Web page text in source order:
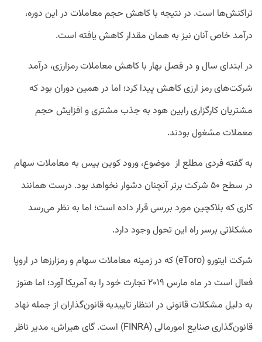
تراکنش‌ها است. در نتیجه با کاهش حجم معاملات در این دوره،
درآمد خاص آنان نیز به همان مقدار کاهش یافته است.
در ابتدای سال و در فصل بهار با کاهش معاملات رمزارزی، درآمد
شرکت‌های رمز ارزی کاهش پیدا کرد؛ اما در همین دوران بود که
مشتریان کارگزاری رابین هود به جذب مشتری و افزایش حجم
معملات مشغول بودند.
به گفته فردی مطلع از موضوع، ورود کوین بیس به معاملات سهام
در سطح ۵۰ شرکت برتر آنچنان دشوار نخواهد بود. درست همانند
کاری که بلاکچین مورد بررسی قرار داده است؛ اما به نظر می‌رسد
مشکلاتی برسر راه این تحول وجود دارد.
شرکت ایتورو (eToro) که در زمینه معاملات سهام و رمزارزها در اروپا
فعال است در ماه مارس ۲۰۱۹ تجارت خود را به آمریکا آورد؛ اما هنوز
به دلیل مشکلات قانونی در انتظار تاییدیه قانون‌‌گذاران از جمله نهاد
قانون‌گذاری صنایع امورمالی (FINRA) است. گای هیراش، مدیر ناظر